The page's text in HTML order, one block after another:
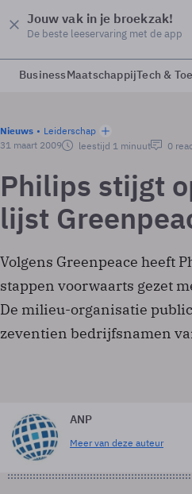
Jouw vak in je broekzak!
De beste leeservaring met de app
BusinessMaatschappijTech &
Nieuws
Leiderschap
31 maart 2009
leestijd 1 minuut 0
Philips stijgt
lijst
Volgens Greenpeace heeft
stappen voorwaarts gezet
De milieu-organisatie
zeventien bedrijfsnamen
ANP
Meer van deze auteur